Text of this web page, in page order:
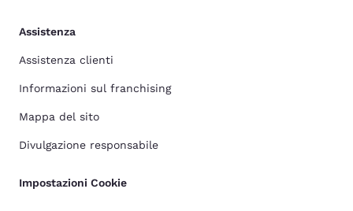
Assistenza
Assistenza clienti
Informazioni sul franchising
Mappa del sito
Divulgazione responsabile
Impostazioni Cookie